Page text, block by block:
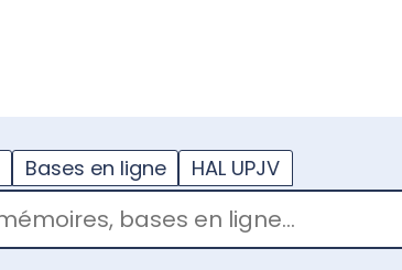
Bases en ligne HAL UPJV